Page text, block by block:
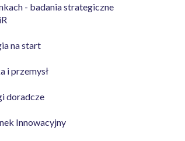
- badania strategiczne
na start
i przemysł
doradcze
Innowacyjny